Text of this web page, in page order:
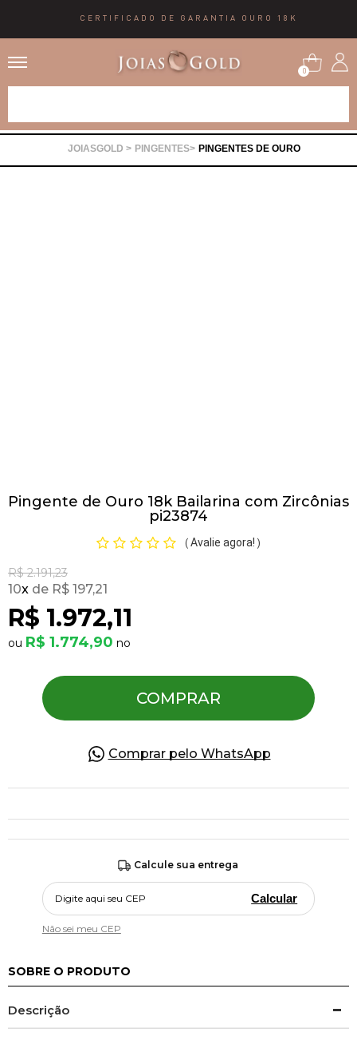
CERTIFICADO DE GARANTIA OURO 18K
0
PINGENTES PINGENTES DE OURO
Pingente de Ouro 18k Bailarina com Zircônias
pi23874
( Avalie agora! )
R$ 2.191,23
R$ 1.972,11
10x R$ 197,21
R$ 1.774,90
COMPRAR
Comprar pelo WhatsApp
Calcule sua entrega
Calcular
Não sei meu CEP
SOBRE O PRODUTO
Descrição
Pedras Preciosas
OFERTAS